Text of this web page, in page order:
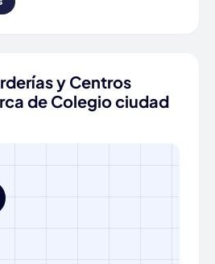
y Centros
de Colegio ciudad